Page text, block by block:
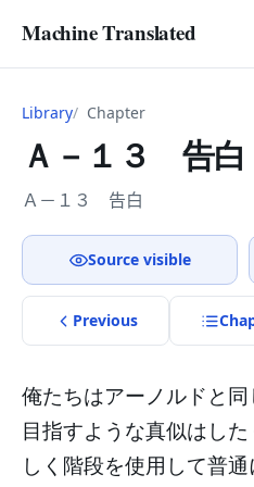
Machine Translated
Library Chapter
Ａ－１３ 告白
Ａ－１３ 告白
Source visible
Previous
俺たちはアーノルドと
目指すような真似はし
しく階段を使用して普通